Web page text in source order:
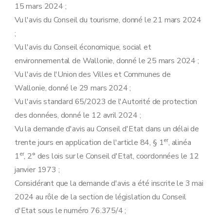
15 mars 2024 ;
Vu l'avis du Conseil du tourisme, donné le 21 mars 2024
;
Vu l'avis du Conseil économique, social et
environnemental de Wallonie, donné le 25 mars 2024 ;
Vu l'avis de l'Union des Villes et Communes de
Wallonie, donné le 29 mars 2024 ;
Vu l'avis standard 65/2023 de l'Autorité de protection
des données, donné le 12 avril 2024 ;
Vu la demande d'avis au Conseil d'Etat dans un délai de
trente jours en application de l'article 84, § 1er, alinéa
1er, 2° des lois sur le Conseil d'Etat, coordonnées le 12
janvier 1973 ;
Considérant que la demande d'avis a été inscrite le 3 mai
2024 au rôle de la section de législation du Conseil
d'Etat sous le numéro 76.375/4 ;